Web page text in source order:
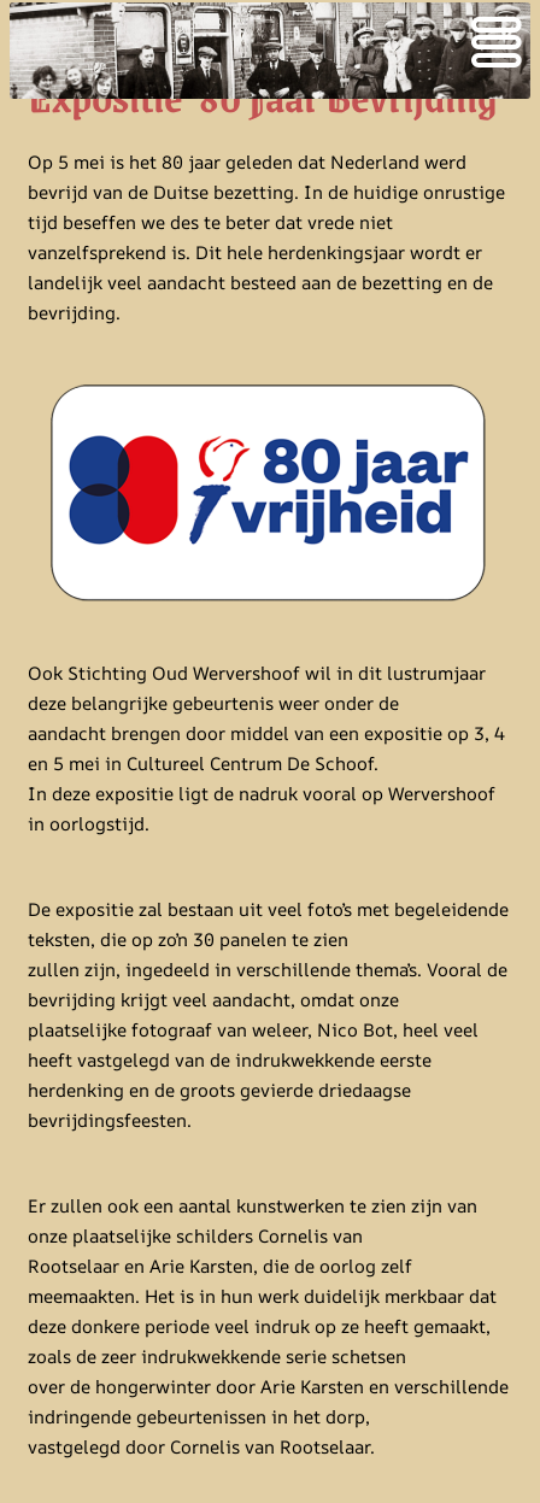
Expositie ‘80 Jaar Bevrijding’
Op 5 mei is het 80 jaar geleden dat Nederland werd
bevrijd van de Duitse bezetting. In de huidige onrustige
tijd beseffen we des te beter dat vrede niet
vanzelfsprekend is. Dit hele herdenkingsjaar wordt er
landelijk veel aandacht besteed aan de bezetting en de
bevrijding.
Ook Stichting Oud Wervershoof wil in dit lustrumjaar
deze belangrijke gebeurtenis weer onder de
aandacht brengen door middel van een expositie op 3, 4
en 5 mei in Cultureel Centrum De Schoof.
In deze expositie ligt de nadruk vooral op Wervershoof
in oorlogstijd.
De expositie zal bestaan uit veel foto’s met begeleidende
teksten, die op zo’n 30 panelen te zien
zullen zijn, ingedeeld in verschillende thema’s. Vooral de
bevrijding krijgt veel aandacht, omdat onze
plaatselijke fotograaf van weleer, Nico Bot, heel veel
heeft vastgelegd van de indrukwekkende eerste
herdenking en de groots gevierde driedaagse
bevrijdingsfeesten.
Er zullen ook een aantal kunstwerken te zien zijn van
onze plaatselijke schilders Cornelis van
Rootselaar en Arie Karsten, die de oorlog zelf
meemaakten. Het is in hun werk duidelijk merkbaar dat
deze donkere periode veel indruk op ze heeft gemaakt,
zoals de zeer indrukwekkende serie schetsen
over de hongerwinter door Arie Karsten en verschillende
indringende gebeurtenissen in het dorp,
vastgelegd door Cornelis van Rootselaar.